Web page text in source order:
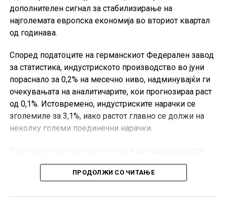
дополнителен сигнал за стабилизирање на
најголемата европска економија во вториот квартал
од годинава.
Според податоците на германскиот Федерален завод
за статистика, индустриското производство во јуни
пораснало за 0,2% на месечно ниво, надминувајќи ги
очекувањата на аналитичарите, кои прогнозираа раст
од 0,1%. Истовремено, индустриските нарачки се
зголемиле за 3,1%, иако растот главно се должи на
неколку големи поединечни нарачки.
трговија. Германскиот извоз во јуни се зголемил за
0,9% во однос на претходниот месец, значително над
ПРОДОЛЖИ СО ЧИТАЊЕ